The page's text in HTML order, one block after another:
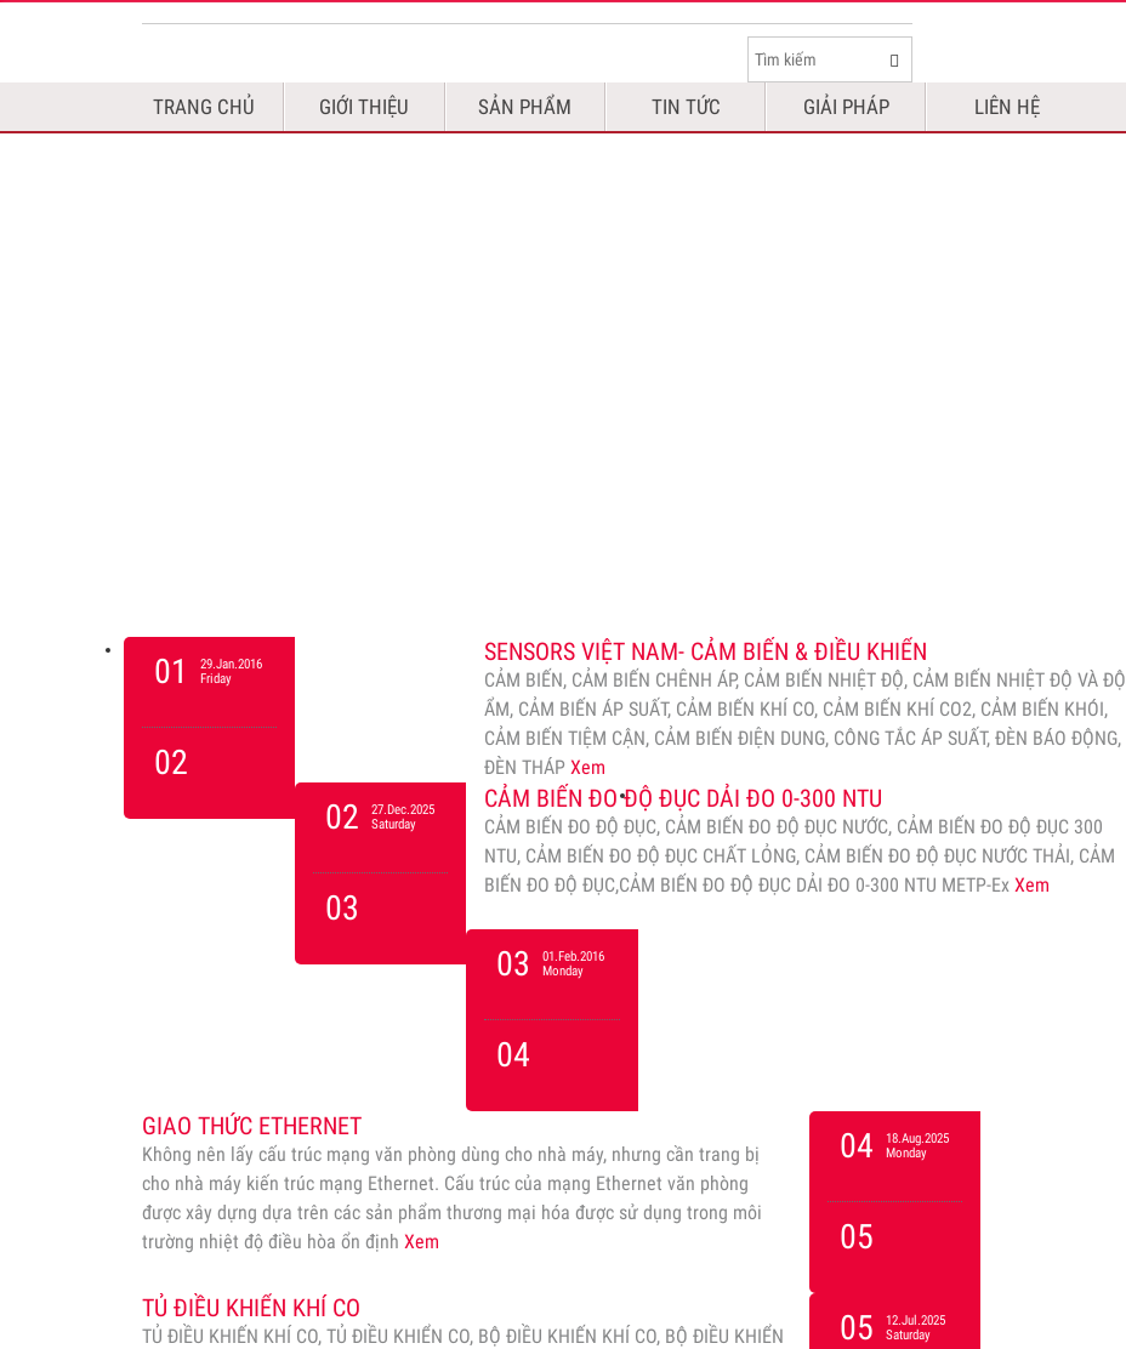
TRANG CHỦ GIỚI THIỆU SẢN PHẨM TIN TỨC GIẢI PHÁP LIÊN HỆ
01
29.Jan.2016
Friday
02
SENSORS VIỆT NAM- CẢM BIẾN & ĐIỀU KHIỂN
CẢM BIẾN, CẢM BIẾN CHÊNH ÁP, CẢM BIẾN NHIỆT ĐỘ, CẢM BIẾN NHIỆT ĐỘ VÀ ĐỘ
ẨM, CẢM BIẾN ÁP SUẤT, CẢM BIẾN KHÍ CO, CẢM BIẾN KHÍ CO2, CẢM BIẾN KHÓI,
CẢM BIẾN TIỆM CẬN, CẢM BIẾN ĐIỆN DUNG, CÔNG TẮC ÁP SUẤT, ĐÈN BÁO ĐỘNG,
ĐÈN THÁPXem
02
27.Dec.2025
Saturday
03
CẢM BIẾN ĐO ĐỘ ĐỤC DẢI ĐO 0-300 NTU
CẢM BIẾN ĐO ĐỘ ĐỤC, CẢM BIẾN ĐO ĐỘ ĐỤC NƯỚC, CẢM BIẾN ĐO ĐỘ ĐỤC 300
NTU, CẢM BIẾN ĐO ĐỘ ĐỤC CHẤT LỎNG, CẢM BIẾN ĐO ĐỘ ĐỤC NƯỚC THẢI, CẢM
BIẾN ĐO ĐỘ ĐỤC,CẢM BIẾN ĐO ĐỘ ĐỤC DẢI ĐO 0-300 NTU METP-ExXem
03
01.Feb.2016
Monday
04
GIAO THỨC ETHERNET
Không nên lấy cấu trúc mạng văn phòng dùng cho nhà máy, nhưng cần trang bị
cho nhà máy kiến trúc mạng Ethernet. Cấu trúc của mạng Ethernet văn phòng
được xây dựng dựa trên các sản phẩm thương mại hóa được sử dụng trong môi
trường nhiệt độ điều hòa ổn định Xem
04
18.Aug.2025
Monday
05
TỦ ĐIỀU KHIỂN KHÍ CO
TỦ ĐIỀU KHIẾN KHÍ CO, TỦ ĐIỀU KHIỂN CO, BỘ ĐIỀU KHIẾN KHÍ CO, BỘ ĐIỀU KHIỂN
05
12.Jul.2025
Saturday